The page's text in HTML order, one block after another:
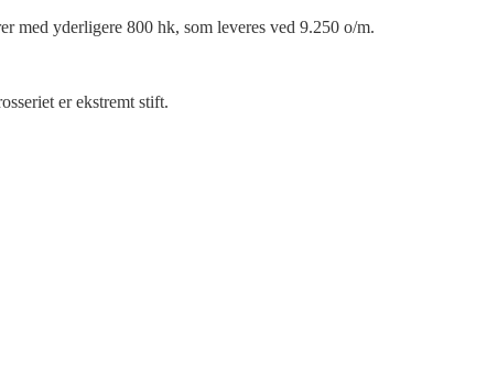
med yderligere 800 hk, som leveres ved 9.250 o/m.
er ekstremt stift.